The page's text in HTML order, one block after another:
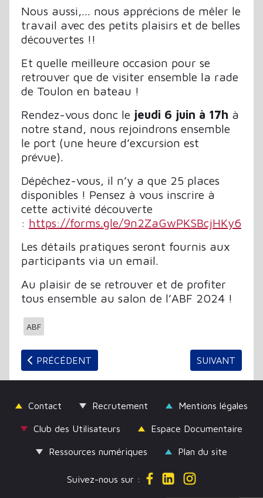
Nous aussi,... nous apprécions de mêler le
travail avec des petits plaisirs et de belles
découvertes !!
Et quelle meilleure occasion pour se
retrouver que de visiter ensemble la rade
de Toulon en bateau !
Rendez-vous donc le jeudi 6 juin à 17h à
notre stand, nous rejoindrons ensemble
le port (une heure d’excursion est
prévue).
Dépêchez-vous, il n’y a que 25 places
disponibles ! Pensez à vous inscrire à
cette activité découverte
: https://forms.gle/9n2ZaGwPKSBcjHKy6
Les détails pratiques seront fournis aux
participants via un email.
Au plaisir de se retrouver et de profiter
tous ensemble au salon de l’ABF 2024 !
ABF
ARTICLE PRÉCÉDENT : GESTION DES FONDS
PRÉCÉDENT ARTICLE
SUIVANT
Contact Recrutement Mentions légales
Club des Utilisateurs Espace Documentaire
Ressources numériques Plan du site
Suivez-nous sur :